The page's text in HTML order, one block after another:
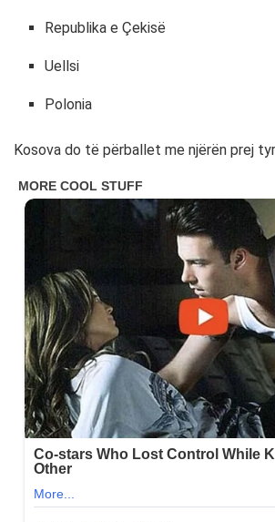
Republika e Çekisë
Uellsi
Polonia
Kosova do të përballet me njërën prej